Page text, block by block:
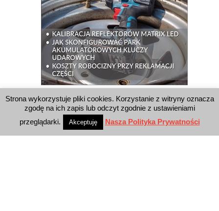
WYSZUKIWARKA
Strona wykorzystuje pliki cookies. Korzystanie z witryny oznacza
zgodę na ich zapis lub odczyt zgodnie z ustawieniami
przeglądarki.
Akceptuję Nasza Polityka Prywatności